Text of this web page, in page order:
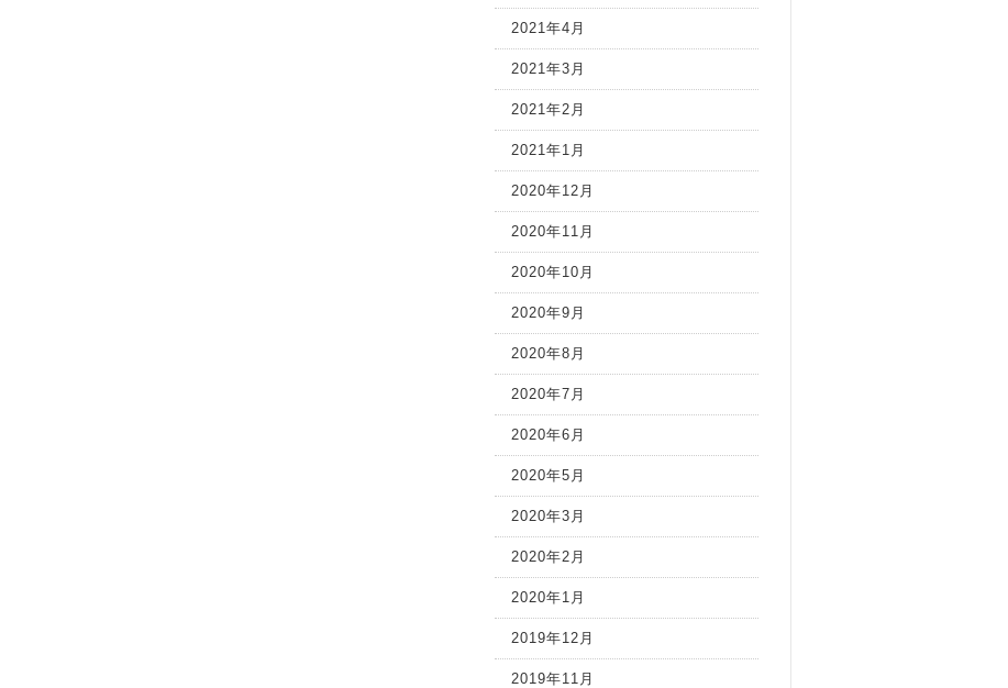
2021年4月
2021年3月
2021年2月
2021年1月
2020年12月
2020年11月
2020年10月
2020年9月
2020年8月
2020年7月
2020年6月
2020年5月
2020年3月
2020年2月
2020年1月
2019年12月
2019年11月